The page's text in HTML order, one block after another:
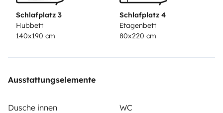
poser vos questions.
Schlafplatz 3
Hubbett
140x190 cm
Schlafplatz 4
Etagenbett
80x220 cm
Ausstattungselemente
Dusche innen
WC